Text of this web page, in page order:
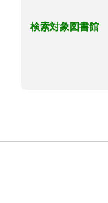
検索対象図書館